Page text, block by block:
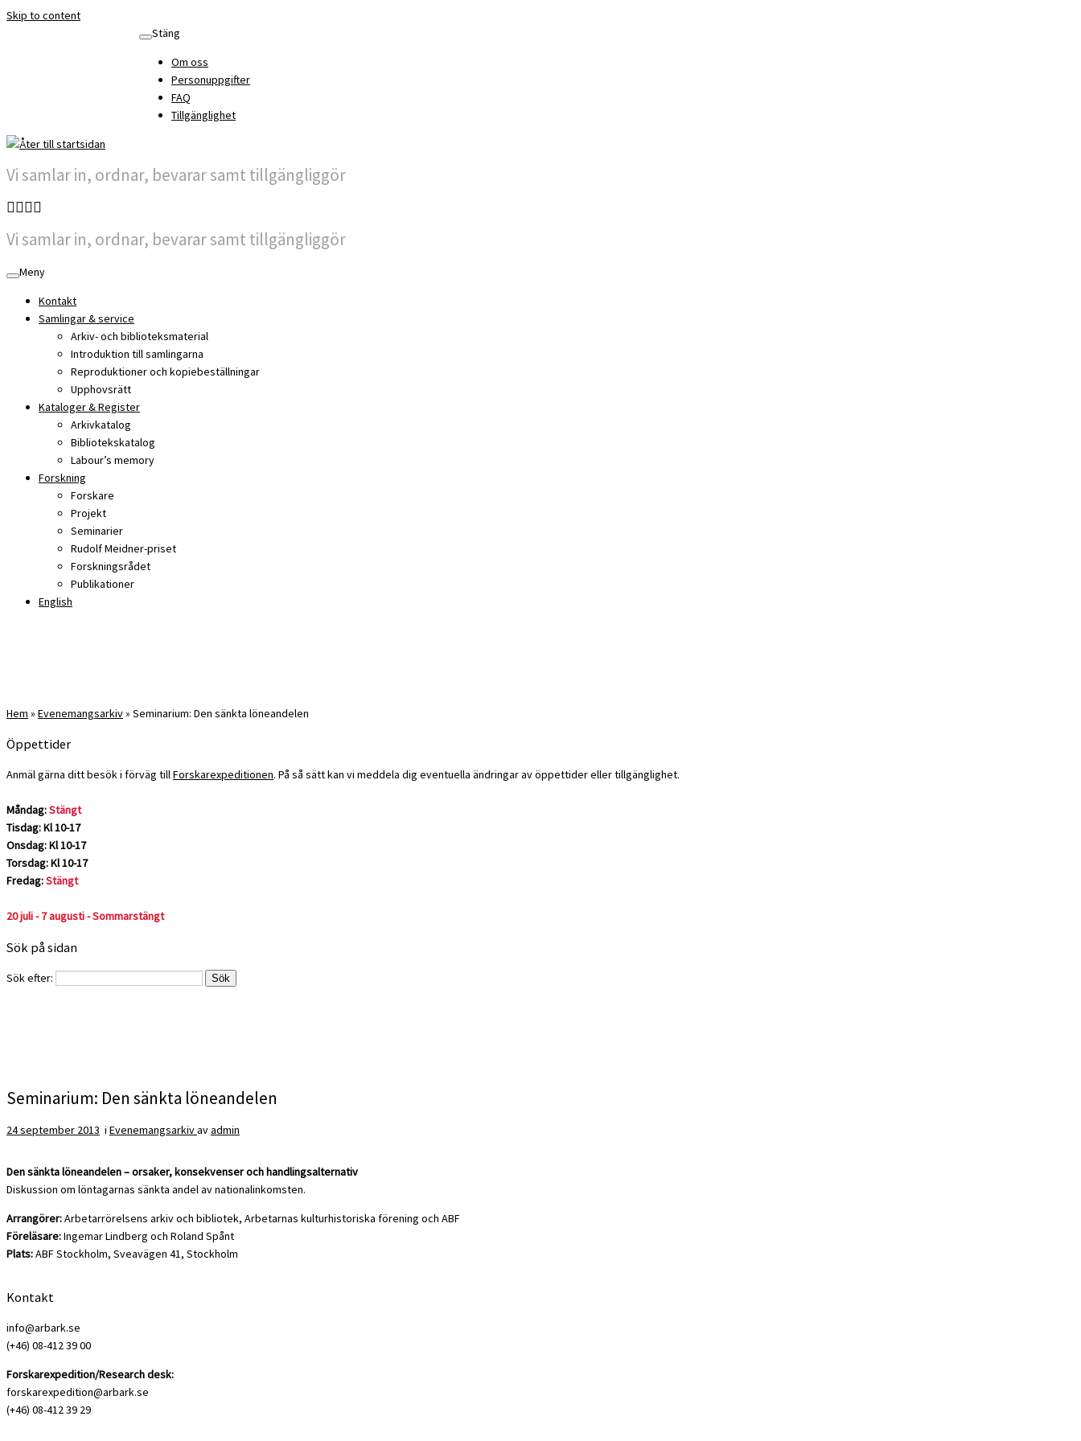
Skip to content
Stäng
Om oss
Personuppgifter
FAQ
Tillgänglighet
Vi samlar in, ordnar, bevarar samt tillgängliggör
Vi samlar in, ordnar, bevarar samt tillgängliggör
Meny
Kontakt
Samlingar & service
Arkiv- och biblioteksmaterial
Introduktion till samlingarna
Reproduktioner och kopiebeställningar
Upphovsrätt
Kataloger & Register
Arkivkatalog
Bibliotekskatalog
Labour’s memory
Forskning
Forskare
Projekt
Seminarier
Rudolf Meidner-priset
Forskningsrådet
Publikationer
English
Hem » Evenemangsarkiv» Seminarium: Den sänkta löneandelen
Öppettider
Anmäl gärna ditt besök i förväg tillForskarexpeditionen. På så sätt kan vi meddela dig eventuella ändringar av öppettider eller tillgänglighet.
Måndag:Stängt
Tisdag: Kl 10-17
Onsdag: Kl 10-17
Torsdag: Kl 10-17
Fredag:Stängt
20 juli - 7 augusti - Sommarstängt
Sök på sidan
Sök efter:
Seminarium: Den sänkta löneandelen
24 september 2013 i Evenemangsarkivavadmin
Den sänkta löneandelen – orsaker, konsekvenser och handlingsalternativ
Diskussion om löntagarnas sänkta andel av nationalinkomsten.
Arrangörer:Arbetarrörelsens arkiv och bibliotek, Arbetarnas kulturhistoriska förening och ABF
Föreläsare:Ingemar Lindberg och Roland Spånt
Plats:ABF Stockholm, Sveavägen 41, Stockholm
Kontakt
info@arbark.se
(+46) 08-412 39 00
Forskarexpedition/Research desk:
forskarexpedition@arbark.se
(+46) 08-412 39 29